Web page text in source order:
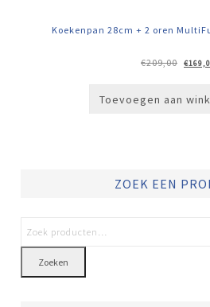
Koekenpan 28cm + 2 oren
€209,00
prijs
€
Toevoegen aan
ZOEK EEN
Zoeken